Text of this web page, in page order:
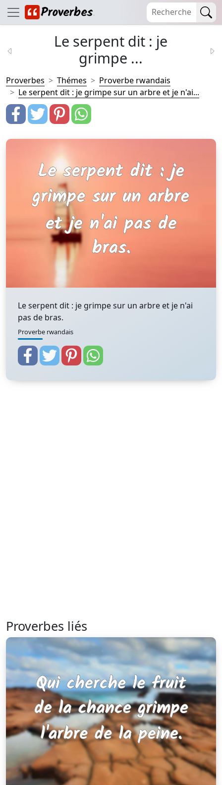
Le serpent dit : je
grimpe ...
Proverbes Thémes
Proverbe rwandais
Le serpent dit : je grimpe sur un arbre et je n'ai...
Le serpent dit : je grimpe sur un arbre et je n'ai
pas de bras.
Proverbe rwandais
Proverbes liés